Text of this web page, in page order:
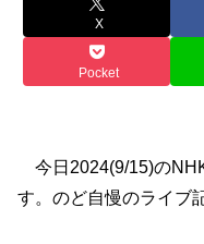
X
Pocket
今日2024(9/15)の
す。 のど自慢のライブ